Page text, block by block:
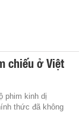
chiếu ở Việt
phim kinh dị
thức đã không